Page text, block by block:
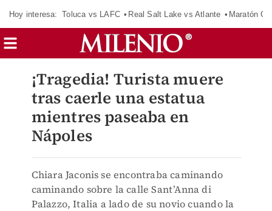
Hoy interesa: Toluca vs LAFC Real Salt Lake vs Atlante Maratón
¡Tragedia! Turista muere
tras caerle una estatua
mientres paseaba en
Nápoles
Chiara Jaconis se encontraba caminando
caminando sobre la calle Sant’Anna di
Palazzo, Italia a lado de su novio cuando la